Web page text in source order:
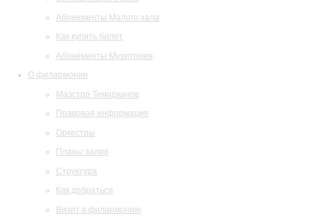
Абонементы Малого зала
Как купить билет
Абонементы Музитория
О филармонии
Маэстро Темирканов
Правовая информация
Оркестры
Планы залов
Структура
Как добраться
Визит в филармонию